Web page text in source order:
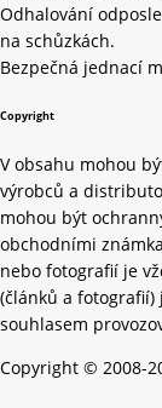
Odhalování
na schůzkách.
Bezpečná jednací
Copyright
V obsahu mohou
výrobců a
mohou být
obchodními
nebo fotografií je
(článků a
souhlasem
Copyright © 2008-